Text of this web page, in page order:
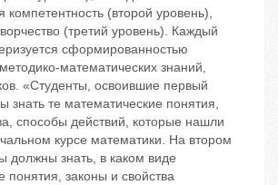
компетентность (второй уровень),
(третий уровень). Каждый
сформированностью
математических знаний,
«Студенты, освоившие первый
знать те математические понятия,
способы действий, которые нашли
курсе математики. На втором
должны знать, в каком виде
понятия, законы и свойства